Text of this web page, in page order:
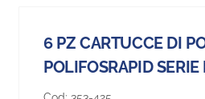
6 PZ CARTUCCE DI
POLIFOSRAPID SERIE